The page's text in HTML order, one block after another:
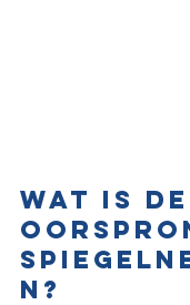
Wat is de
n?